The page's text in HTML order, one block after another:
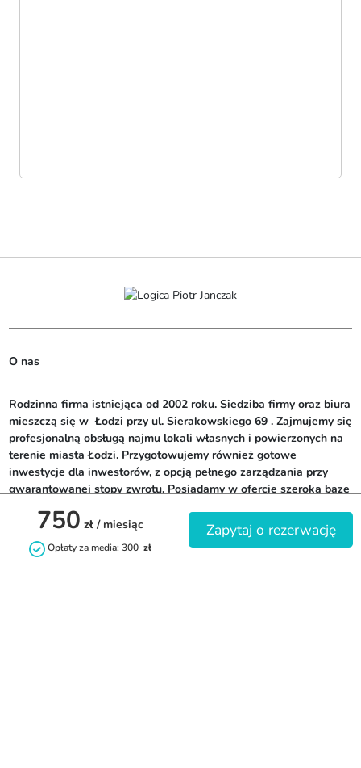
750 zł / miesiąc
Opłaty za media: 300 zł
Zapytaj o rezerwację
O nas
Rodzinna firma istniejąca od 2002 roku. Siedziba firmy oraz biura
mieszczą się w  Łodzi przy ul. Sierakowskiego 69 . Zajmujemy się
profesjonalną obsługą najmu lokali własnych i powierzonych na
terenie miasta Łodzi. Przygotowujemy również gotowe
inwestycje dla inwestorów, z opcją pełnego zarządzania przy
gwarantowanej stopy zwrotu. Posiadamy w ofercie szeroką bazę
wzajemne zaufanie i dobre relacje. Standardem  jest umowa
najmu (również dwujęzyczne), faktura VAT oraz profesjonalna
spersonalizowana obsługa naszych najemców.